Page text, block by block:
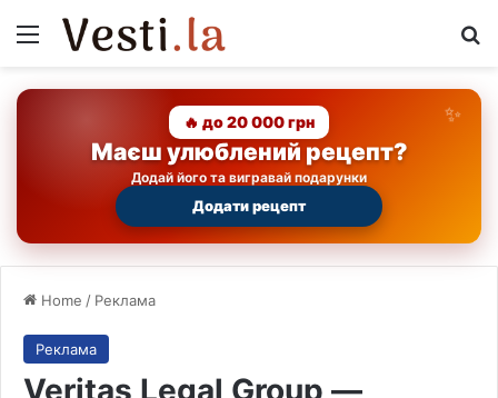
Menu
🔥 до 20 000 грн
Маєш улюблений рецепт?
Додай його та вигравай подарунки
Додати рецепт
Home / Реклама
Реклама
Veritas Legal Group —